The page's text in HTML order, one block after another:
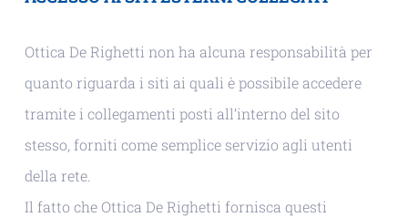
Ottica De Righetti non ha alcuna responsabilità per
quanto riguarda i siti ai quali è possibile accedere
tramite i collegamenti posti all’interno del sito
stesso, forniti come semplice servizio agli utenti
della rete.
Il fatto che Ottica De Righetti fornisca questi